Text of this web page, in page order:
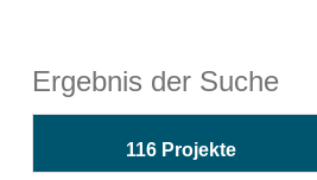
Ergebnis der Suche
116 Projekte